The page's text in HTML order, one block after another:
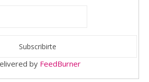
by FeedBurner